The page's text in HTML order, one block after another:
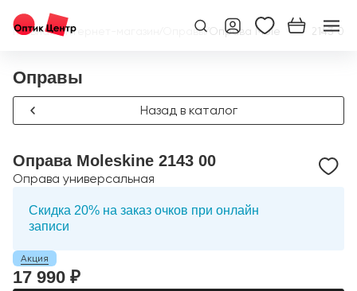
Главная/Интернет-магазин Оправы/Оправа Moleskine 2143 00
Оправы
Назад в каталог
Оправа Moleskine 2143 00
Оправа универсальная
Скидка 20% на заказ очков при онлайн
записи
Акция
17 990 ₽